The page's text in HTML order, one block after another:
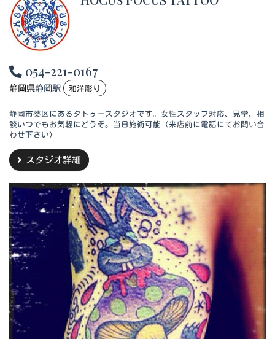
054-221-0167
静岡県静岡駅 和洋彫り
静岡市葵区にあるタトゥースタジオです。女性スタッフ対応、見学、相
談いつでもお気軽にどうぞ。当日施術可能（来店前に電話にてお問い合
わせ下さい）
スタジオ詳細